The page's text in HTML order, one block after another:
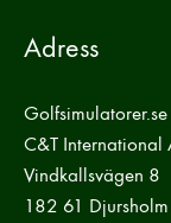
Adress
Golfsimulatorer.se
C&T International
Vindkallsvägen 8
182 61 Djursholm